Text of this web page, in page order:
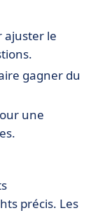
ajuster le
gagner du
une
précis. Les